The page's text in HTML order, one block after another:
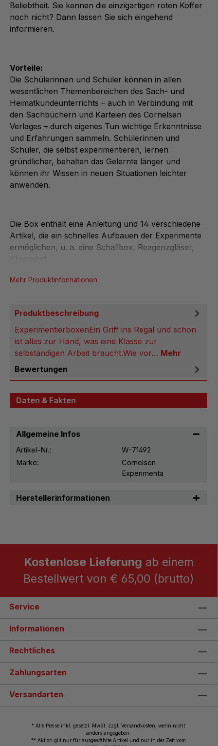
Beliebtheit. Sie kennen die einzigartigen roten Koffer
noch nicht? Dann lassen Sie sich eingehend
informieren.
Vorteile:
Die Schülerinnen und Schüler können in allen
wesentlichen Themenbereichen des Sach- und
Heimatkundeunterrichts – auch in Verbindung mit
den Sachbüchern und Karteien des Cornelsen
Verlages – durch eigenes Tun wichtige Erkenntnisse
und Erfahrungen sammeln. Schülerinnen und
Schüler, die selbst experimentieren, lernen
gründlicher, behalten das Gelernte länger und
können ihr Wissen in neuen Situationen leichter
anwenden.
Die Box enthält eine Anleitung und 14 verschiedene
Artikel, die ein schnelles Aufbauen der Experimente
ermöglichen, u. a. eine Schallbox, Reagenzgläser,
Mehr Produktinformationen
Produktbeschreibung
ExperimentierboxenEin Griff ins Regal und schon
ist alles zur Hand, was eine Klasse zur
selbständigen Arbeit braucht.Wie vor… Mehr
Bewertungen
Daten & Fakten
Allgemeine Infos
Artikel-Nr.:
W-71492
Marke:
Cornelsen
Experimenta
Herstellerinformationen
Kostenlose Lieferung ab einem
Bestellwert von € 65,00 (brutto)
Service
Informationen
Rechtliches
Zahlungsarten
Versandarten
* Alle Preise inkl. gesetzl. MwSt. zzgl. Versandkosten, wenn nicht
anders angegeben.
** Aktion gilt nur für ausgewählte Artikel und nur in der Zeit vom